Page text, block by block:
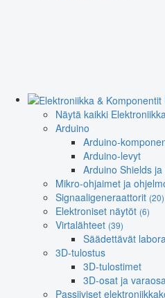
Näytä kaikki
Arduino
Arduino-
Arduino-levyt
Arduino Shields
Mikro-ohjaimet ja
Signaaligeneraattorit (20)
Elektroniset näytöt (6)
Virtalähteet (39)
Säädettävät
3D-tulostus
3D-tulostimet
3D-osat ja
Passiiviset